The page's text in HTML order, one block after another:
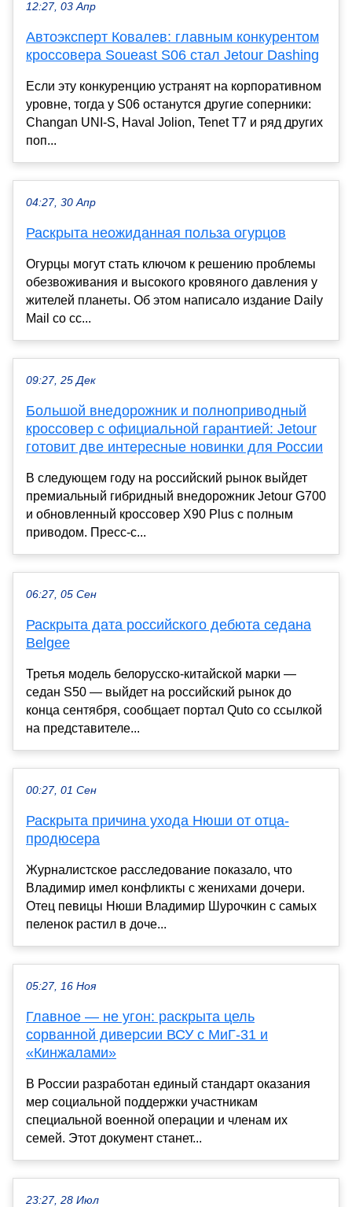
12:27, 03 Апр
Автоэксперт Ковалев: главным конкурентом
кроссовера Soueast S06 стал Jetour Dashing
Если эту конкуренцию устранят на корпоративном
уровне, тогда у S06 останутся другие соперники:
Changan UNI-S, Haval Jolion, Tenet T7 и ряд других
поп...
04:27, 30 Апр
Раскрыта неожиданная польза огурцов
Огурцы могут стать ключом к решению проблемы
обезвоживания и высокого кровяного давления у
жителей планеты. Об этом написало издание Daily
Mail со сс...
09:27, 25 Дек
Большой внедорожник и полноприводный
кроссовер с официальной гарантией: Jetour
готовит две интересные новинки для России
В следующем году на российский рынок выйдет
премиальный гибридный внедорожник Jetour G700
и обновленный кроссовер X90 Plus с полным
приводом. Пресс-с...
06:27, 05 Сен
Раскрыта дата российского дебюта седана
Belgee
Третья модель белорусско-китайской марки —
седан S50 — выйдет на российский рынок до
конца сентября, сообщает портал Quto со ссылкой
на представителе...
00:27, 01 Сен
Раскрыта причина ухода Нюши от отца-
продюсера
Журналистское расследование показало, что
Владимир имел конфликты с женихами дочери.
Отец певицы Нюши Владимир Шурочкин с самых
пеленок растил в доче...
05:27, 16 Ноя
Главное — не угон: раскрыта цель
сорванной диверсии ВСУ с МиГ-31 и
«Кинжалами»
В России разработан единый стандарт оказания
мер социальной поддержки участникам
специальной военной операции и членам их
семей. Этот документ станет...
23:27, 28 Июл